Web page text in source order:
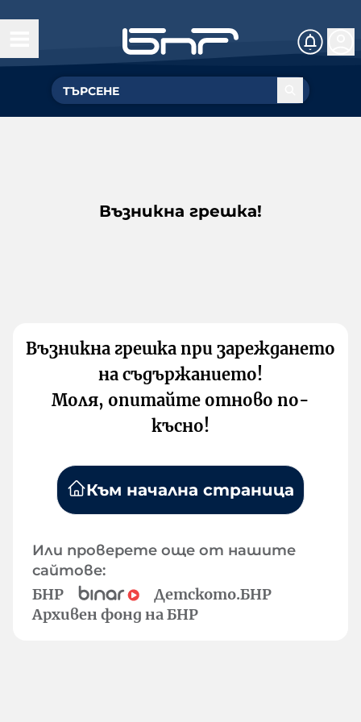
Възникна грешка!
Възникна грешка при зареждането
на съдържанието!
Моля, опитайте отново по-
късно!
Към начална страница
Или проверете още от нашите
сайтове:
БНР
Детското.БНР
Архивен фонд на БНР